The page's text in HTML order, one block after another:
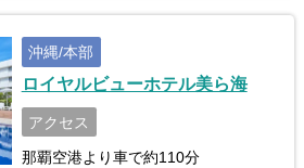
沖縄/本部
ロイヤルビューホテル美ら海
アクセス
那覇空港より車で約110分